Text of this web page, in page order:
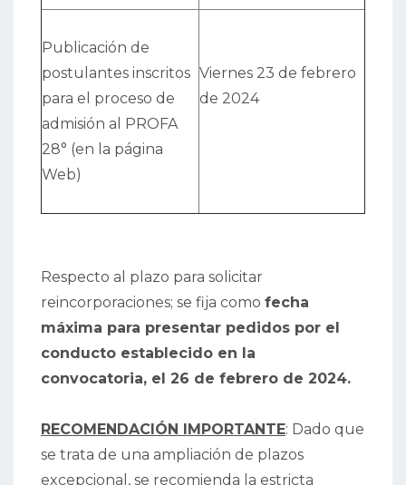
Publicación de
postulantes inscritos
para el proceso de
admisión al PROFA
28° (en la página
Web)
Viernes 23 de febrero
de 2024
Respecto al plazo para solicitar
reincorporaciones; se fija como fecha
máxima para presentar pedidos por el
conducto establecido en la
convocatoria, el 26 de febrero de 2024.
RECOMENDACIÓN IMPORTANTE: Dado que
se trata de una ampliación de plazos
excepcional, se recomienda la estricta